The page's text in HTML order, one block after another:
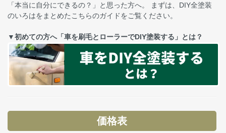
「本当に自分にできるの？」と思った方へ。 まずは、DIY全塗装
のいろはをまとめたこちらのガイドをご覧ください。
▼初めての方へ「車を刷毛とローラーでDIY塗装する」とは？
価格表